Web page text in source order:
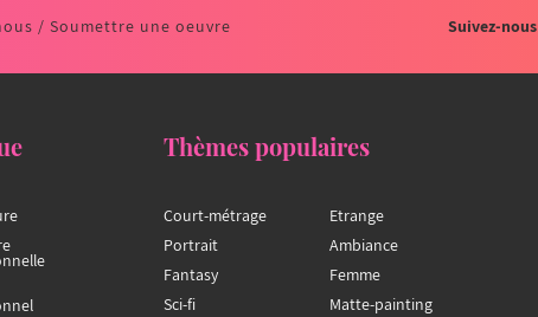
/ Soumettre une oeuvre Suivez-nous
Thèmes populaires
Court-métrage
Portrait
Fantasy
Sci-fi
Etrange
Ambiance
Femme
Matte-painting